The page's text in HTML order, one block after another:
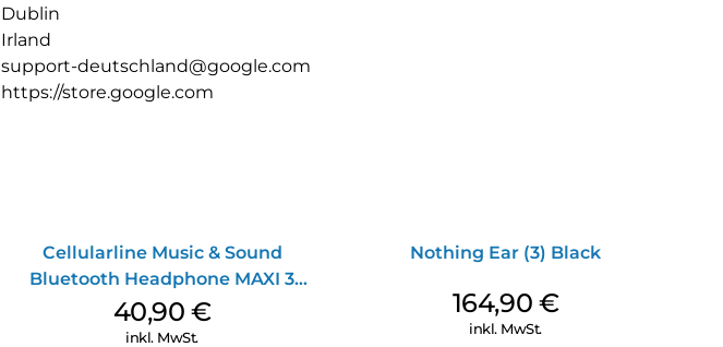
Dublin
Irland
support-deutschland@google.com
https://store.google.com
Cellularline Music & Sound
Bluetooth Headphone MAXI 3
Purple
40,90 €
inkl. MwSt.
Nothing Ear (3) Black
164,90 €
inkl. MwSt.